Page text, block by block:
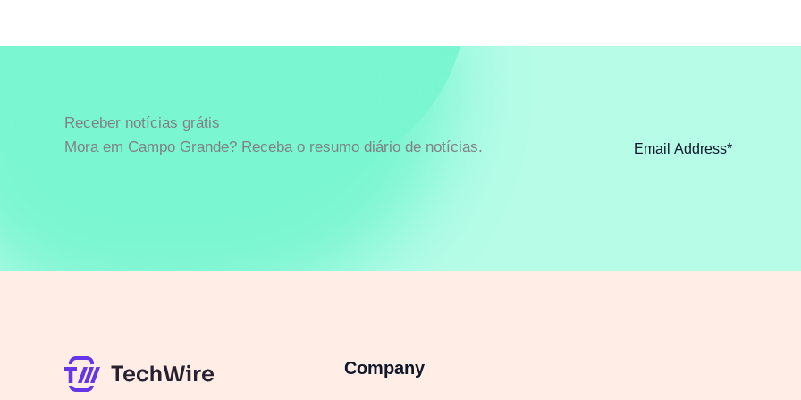
Receber notícias grátis
Mora em Campo Grande? Receba o resumo diário de notícias.
Company